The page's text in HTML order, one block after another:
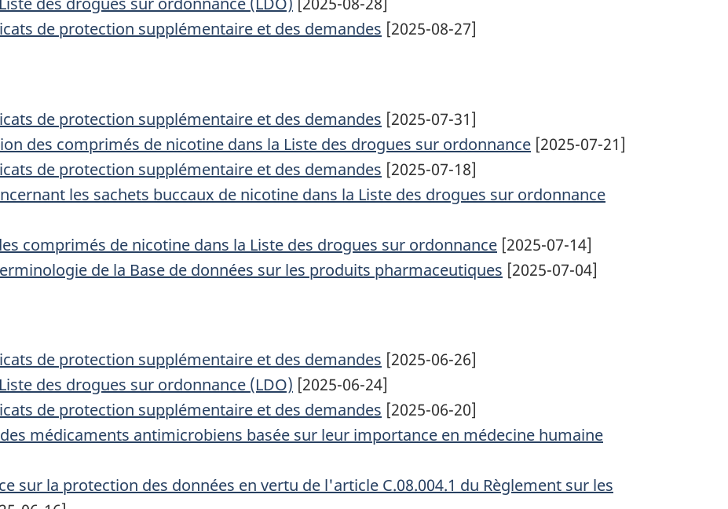
de protection supplémentaire et des demandes [2025-08-27]
de protection supplémentaire et des demandes [2025-07-31]
des comprimés de nicotine dans la Liste des drogues sur ordonnance [2025-07-21]
de protection supplémentaire et des demandes [2025-07-18]
les sachets buccaux de nicotine dans la Liste des drogues sur ordonnance
comprimés de nicotine dans la Liste des drogues sur ordonnance [2025-07-14]
de la Base de données sur les produits pharmaceutiques [2025-07-04]
de protection supplémentaire et des demandes [2025-06-26]
des drogues sur ordonnance (LDO) [2025-06-24]
de protection supplémentaire et des demandes [2025-06-20]
médicaments antimicrobiens basée sur leur importance en médecine humaine
sur la protection des données en vertu de l'article C.08.004.1 du Règlement sur les